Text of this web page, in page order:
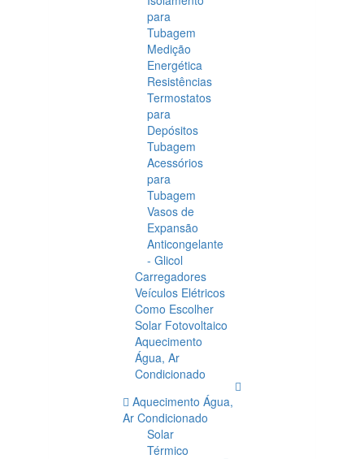
para
Tubagem
Medição
Energética
Resistências
Termostatos
para
Depósitos
Tubagem
Acessórios
para
Tubagem
Vasos de
Expansão
Anticongelante
- Glicol
Carregadores
Veículos Elétricos
Como Escolher
Solar Fotovoltaico
Aquecimento
Água, Ar
Condicionado
Aquecimento Água,
Ar Condicionado
Solar
Térmico